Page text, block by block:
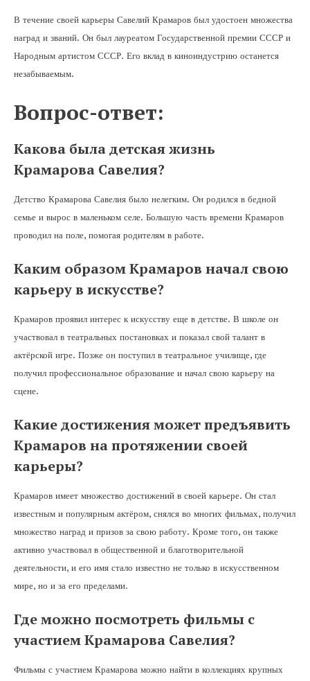
В течение своей карьеры Савелий Крамаров был удостоен множества
наград и званий. Он был лауреатом Государственной премии СССР и
Народным артистом СССР. Его вклад в киноиндустрию останется
незабываемым.
Вопрос-ответ:
Какова была детская жизнь
Крамарова Савелия?
Детство Крамарова Савелия было нелегким. Он родился в бедной
семье и вырос в маленьком селе. Большую часть времени Крамаров
проводил на поле, помогая родителям в работе.
Каким образом Крамаров начал свою
карьеру в искусстве?
Крамаров проявил интерес к искусству еще в детстве. В школе он
участвовал в театральных постановках и показал свой талант в
актёрской игре. Позже он поступил в театральное училище, где
получил профессиональное образование и начал свою карьеру на
сцене.
Какие достижения может предъявить
Крамаров на протяжении своей
карьеры?
Крамаров имеет множество достижений в своей карьере. Он стал
известным и популярным актёром, снялся во многих фильмах, получил
множество наград и призов за свою работу. Кроме того, он также
активно участвовал в общественной и благотворительной
деятельности, и его имя стало известно не только в искусственном
мире, но и за его пределами.
Где можно посмотреть фильмы с
участием Крамарова Савелия?
Фильмы с участием Крамарова можно найти в коллекциях крупных